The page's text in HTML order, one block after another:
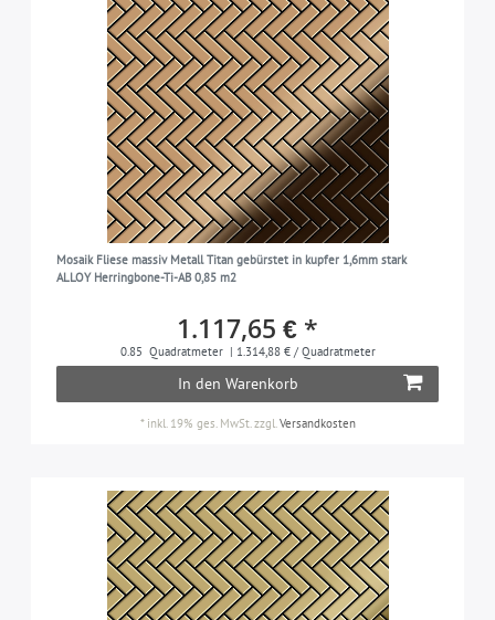
Mosaik Fliese massiv Metall Titan gebürstet in kupfer 1,6mm stark
ALLOY Herringbone-Ti-AB 0,85 m2
1.117,65 € *
0.85 Quadratmeter | 1.314,88 € / Quadratmeter
In den Warenkorb
* inkl. 19% ges. MwSt.zzgl.Versandkosten